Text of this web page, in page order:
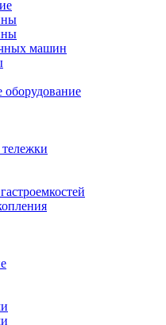
машин
оборудование